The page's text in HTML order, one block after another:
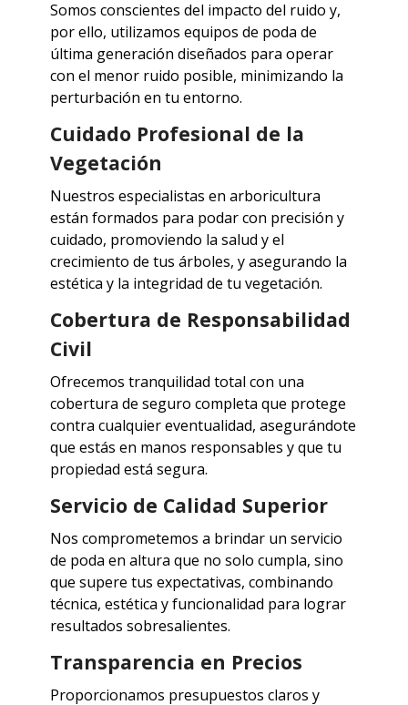
Somos conscientes del impacto del ruido y,
por ello, utilizamos equipos de poda de
última generación diseñados para operar
con el menor ruido posible, minimizando la
perturbación en tu entorno.
Cuidado Profesional de la
Vegetación
Nuestros especialistas en arboricultura
están formados para podar con precisión y
cuidado, promoviendo la salud y el
crecimiento de tus árboles, y asegurando la
estética y la integridad de tu vegetación.
Cobertura de Responsabilidad
Civil
Ofrecemos tranquilidad total con una
cobertura de seguro completa que protege
contra cualquier eventualidad, asegurándote
que estás en manos responsables y que tu
propiedad está segura.
Servicio de Calidad Superior
Nos comprometemos a brindar un servicio
de poda en altura que no solo cumpla, sino
que supere tus expectativas, combinando
técnica, estética y funcionalidad para lograr
resultados sobresalientes.
Transparencia en Precios
Proporcionamos presupuestos claros y